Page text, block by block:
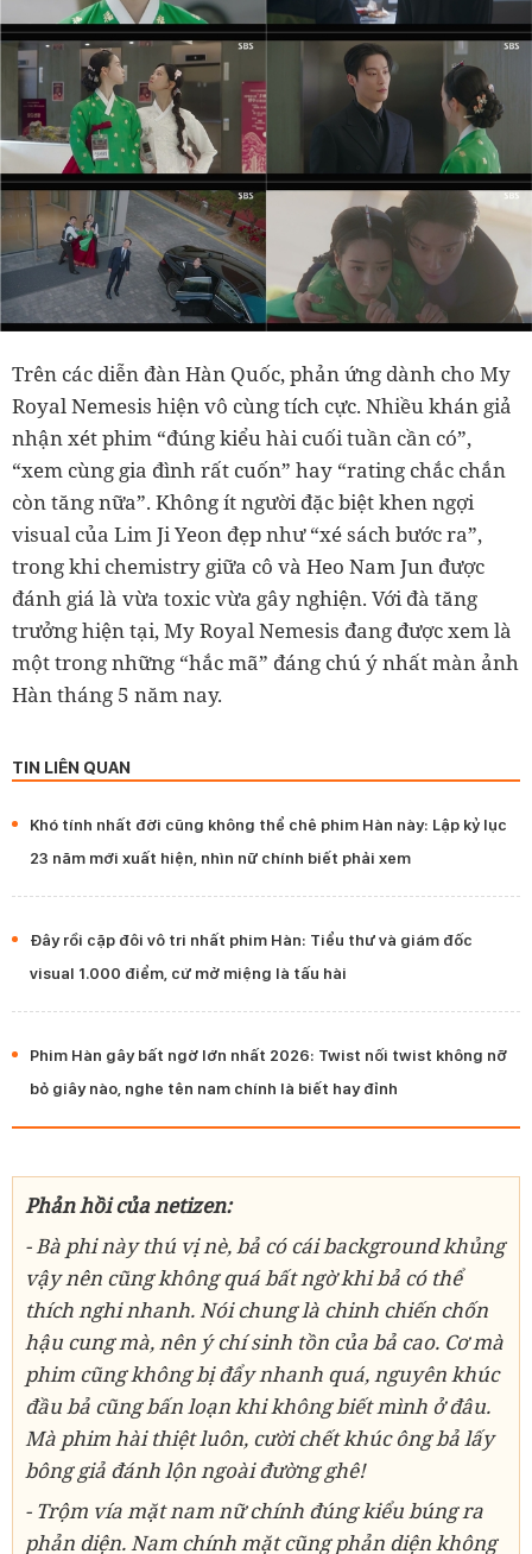
Trên các diễn đàn Hàn Quốc, phản ứng dành cho My
Royal Nemesis hiện vô cùng tích cực. Nhiều khán giả
nhận xét phim “đúng kiểu hài cuối tuần cần có”,
“xem cùng gia đình rất cuốn” hay “rating chắc chắn
còn tăng nữa”. Không ít người đặc biệt khen ngợi
visual của Lim Ji Yeon đẹp như “xé sách bước ra”,
trong khi chemistry giữa cô và Heo Nam Jun được
đánh giá là vừa toxic vừa gây nghiện. Với đà tăng
trưởng hiện tại, My Royal Nemesis đang được xem là
một trong những “hắc mã” đáng chú ý nhất màn ảnh
Hàn tháng 5 năm nay.
TIN LIÊN QUAN
Khó tính nhất đời cũng không thể chê phim Hàn này: Lập kỷ lục
23 năm mới xuất hiện, nhìn nữ chính biết phải xem
Đây rồi cặp đôi vô tri nhất phim Hàn: Tiểu thư và giám đốc
visual 1.000 điểm, cứ mở miệng là tấu hài
Phim Hàn gây bất ngờ lớn nhất 2026: Twist nối twist không nỡ
bỏ giây nào, nghe tên nam chính là biết hay đỉnh
Phản hồi của netizen:
- Bà phi này thú vị nè, bả có cái background khủng
vậy nên cũng không quá bất ngờ khi bả có thể
thích nghi nhanh. Nói chung là chinh chiến chốn
hậu cung mà, nên ý chí sinh tồn của bả cao. Cơ mà
phim cũng không bị đẩy nhanh quá, nguyên khúc
đầu bả cũng bấn loạn khi không biết mình ở đâu.
Mà phim hài thiệt luôn, cười chết khúc ông bả lấy
bông giả đánh lộn ngoài đường ghê!
- Trộm vía mặt nam nữ chính đúng kiểu búng ra
phản diện. Nam chính mặt cũng phản diện không